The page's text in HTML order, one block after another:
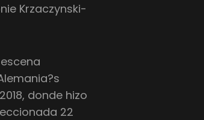
Krzaczynski-
donde hizo
22